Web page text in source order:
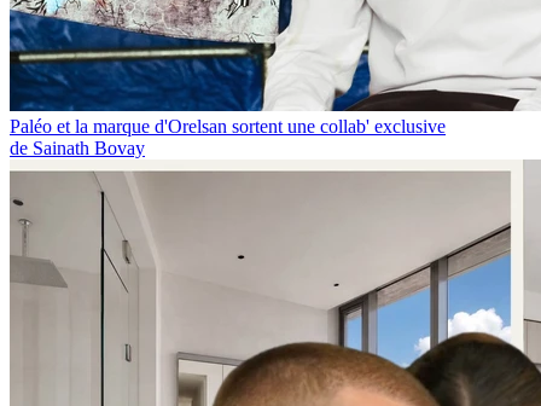
Paléo et la marque d'Orelsan sortent une collab' exclusive
de Sainath Bovay